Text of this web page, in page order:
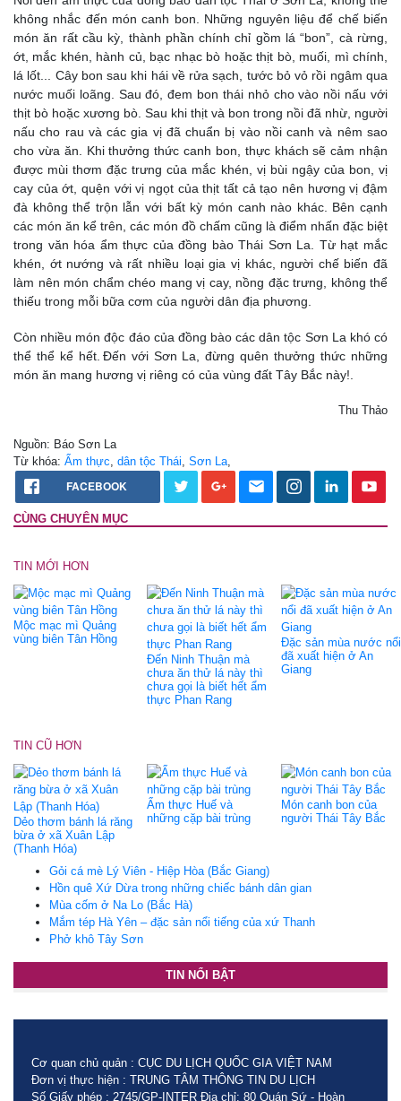
không nhắc đến món canh bon. Những nguyên liệu để chế biến
món ăn rất cầu kỳ, thành phần chính chỉ gồm lá “bon”, cà rừng,
ớt, mắc khén, hành củ, bạc nhạc bò hoặc thịt bò, muối, mì chính,
lá lốt... Cây bon sau khi hái về rửa sạch, tước bỏ vỏ rồi ngâm qua
nước muối loãng. Sau đó, đem bon thái nhỏ cho vào nồi nấu với
thịt bò hoặc xương bò. Sau khi thịt và bon trong nồi đã nhừ, người
nấu cho rau và các gia vị đã chuẩn bị vào nồi canh và nêm sao
cho vừa ăn. Khi thưởng thức canh bon, thực khách sẽ cảm nhận
được mùi thơm đặc trưng của mắc khén, vị bùi ngậy của bon, vị
cay của ớt, quện với vị ngọt của thịt tất cả tạo nên hương vị đậm
đà không thể trộn lẫn với bất kỳ món canh nào khác. Bên cạnh
các món ăn kể trên, các món đồ chấm cũng là điểm nhấn đặc biệt
trong văn hóa ẩm thực của đồng bào Thái Sơn La. Từ hạt mắc
khén, ớt nướng và rất nhiều loại gia vị khác, người chế biến đã
làm nên món chẩm chéo mang vị cay, nồng đặc trưng, không thể
thiếu trong mỗi bữa cơm của người dân địa phương.
Còn nhiều món độc đáo của đồng bào các dân tộc Sơn La khó có
thể thể kể hết. Đến với Sơn La, đừng quên thưởng thức những
món ăn mang hương vị riêng có của vùng đất Tây Bắc này!.
Thu Thảo
Nguồn: Báo Sơn La
Từ khóa: Ẩm thực dân tộc Thái Sơn La
FACEBOOK
CÙNG CHUYÊN MỤC
TIN MỚI HƠN
Mộc mạc mì Quảng
vùng biên Tân Hồng
Đến Ninh Thuận mà
chưa ăn thử lá này thì
chưa gọi là biết hết ẩm
thực Phan Rang
Đặc sản mùa nước nổi
đã xuất hiện ở An
Giang
TIN CŨ HƠN
Dẻo thơm bánh lá răng
bừa ở xã Xuân Lập
(Thanh Hóa)
Ẩm thực Huế và
những cặp bài trùng
Món canh bon của
người Thái Tây Bắc
Gỏi cá mè Lý Viên - Hiệp Hòa (Bắc Giang)
Hồn quê Xứ Dừa trong những chiếc bánh dân gian
Mùa cốm ở Na Lo (Bắc Hà)
Mắm tép Hà Yên – đặc sản nổi tiếng của xứ Thanh
Phở khô Tây Sơn
TIN NỔI BẬT
Cơ quan chủ quản : CỤC DU LỊCH QUỐC GIA VIỆT NAM
Đơn vị thực hiện : TRUNG TÂM THÔNG TIN DU LỊCH
Số Giấy phép : 2745/GP-INTER Địa chỉ: 80 Quán Sứ - Hoàn